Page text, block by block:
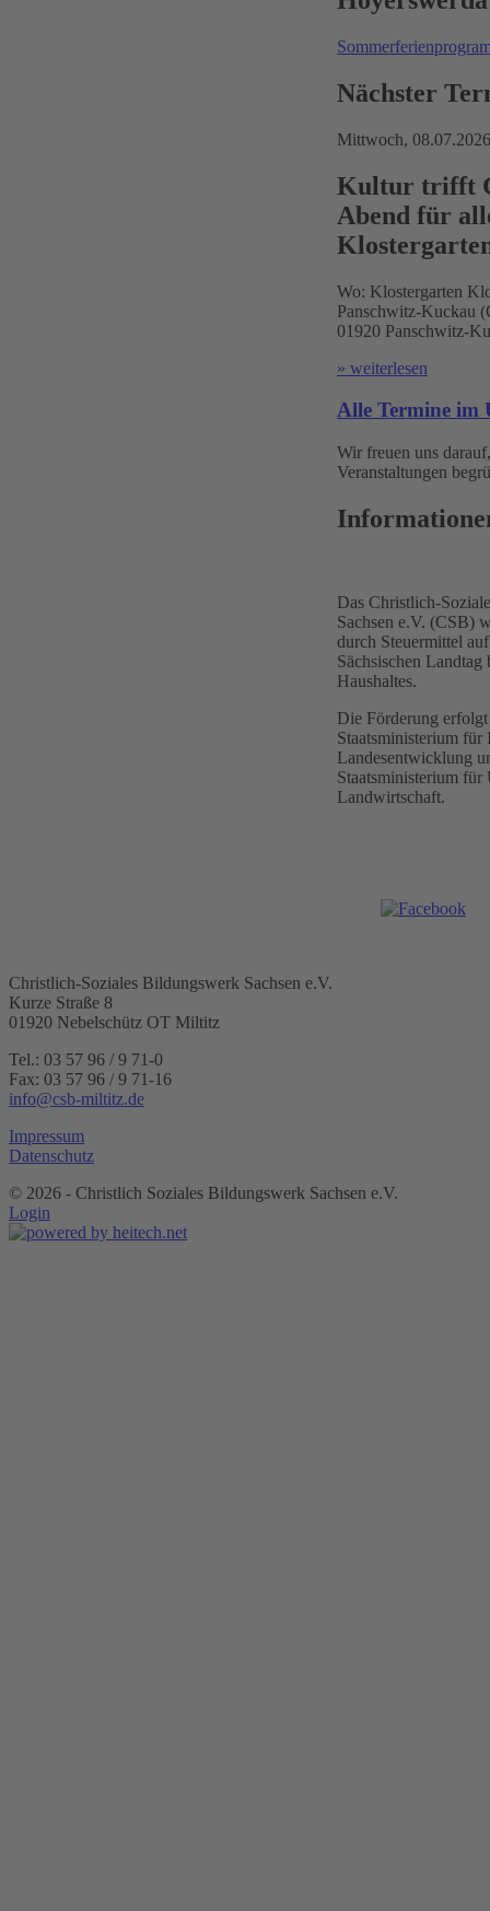
Nächster
Mittwoch, 08.07.2026
Kultur trifft
Abend für
Wo: Klostergarten
Panschwitz-Kuckau
01920 Panschwitz-
» weiterlesen
Alle Termine im
Wir freuen uns
Veranstaltungen
Das Christlich-
Sachsen e.V. (CSB)
durch Steuermittel
Sächsischen Landtag
Haushaltes.
Die Förderung erfolgt
Staatsministerium
Landesentwicklung
Staatsministerium
Landwirtschaft.
Christlich-Soziales Bildungswerk Sachsen e.V.
Kurze Straße 8
01920 Nebelschütz OT Miltitz
Tel.: 03 57 96 / 9 71-0
Fax: 03 57 96 / 9 71-16
info@csb-miltitz.de
Impressum
Datenschutz
© 2026 - Christlich Soziales Bildungswerk Sachsen e.V.
Login